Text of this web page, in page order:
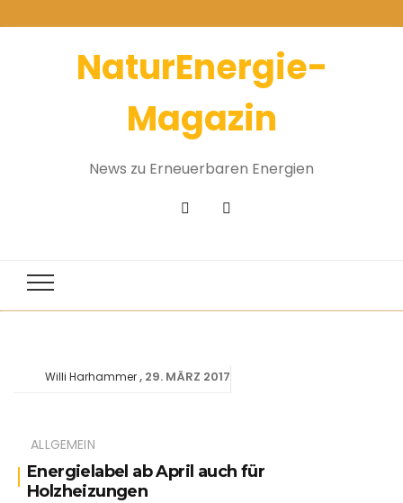
NaturEnergie-
Magazin
News zu Erneuerbaren Energien
ALLGEMEIN
Energielabel ab April auch für
Holzheizungen
Willi Harhammer 29. MÄRZ 2017